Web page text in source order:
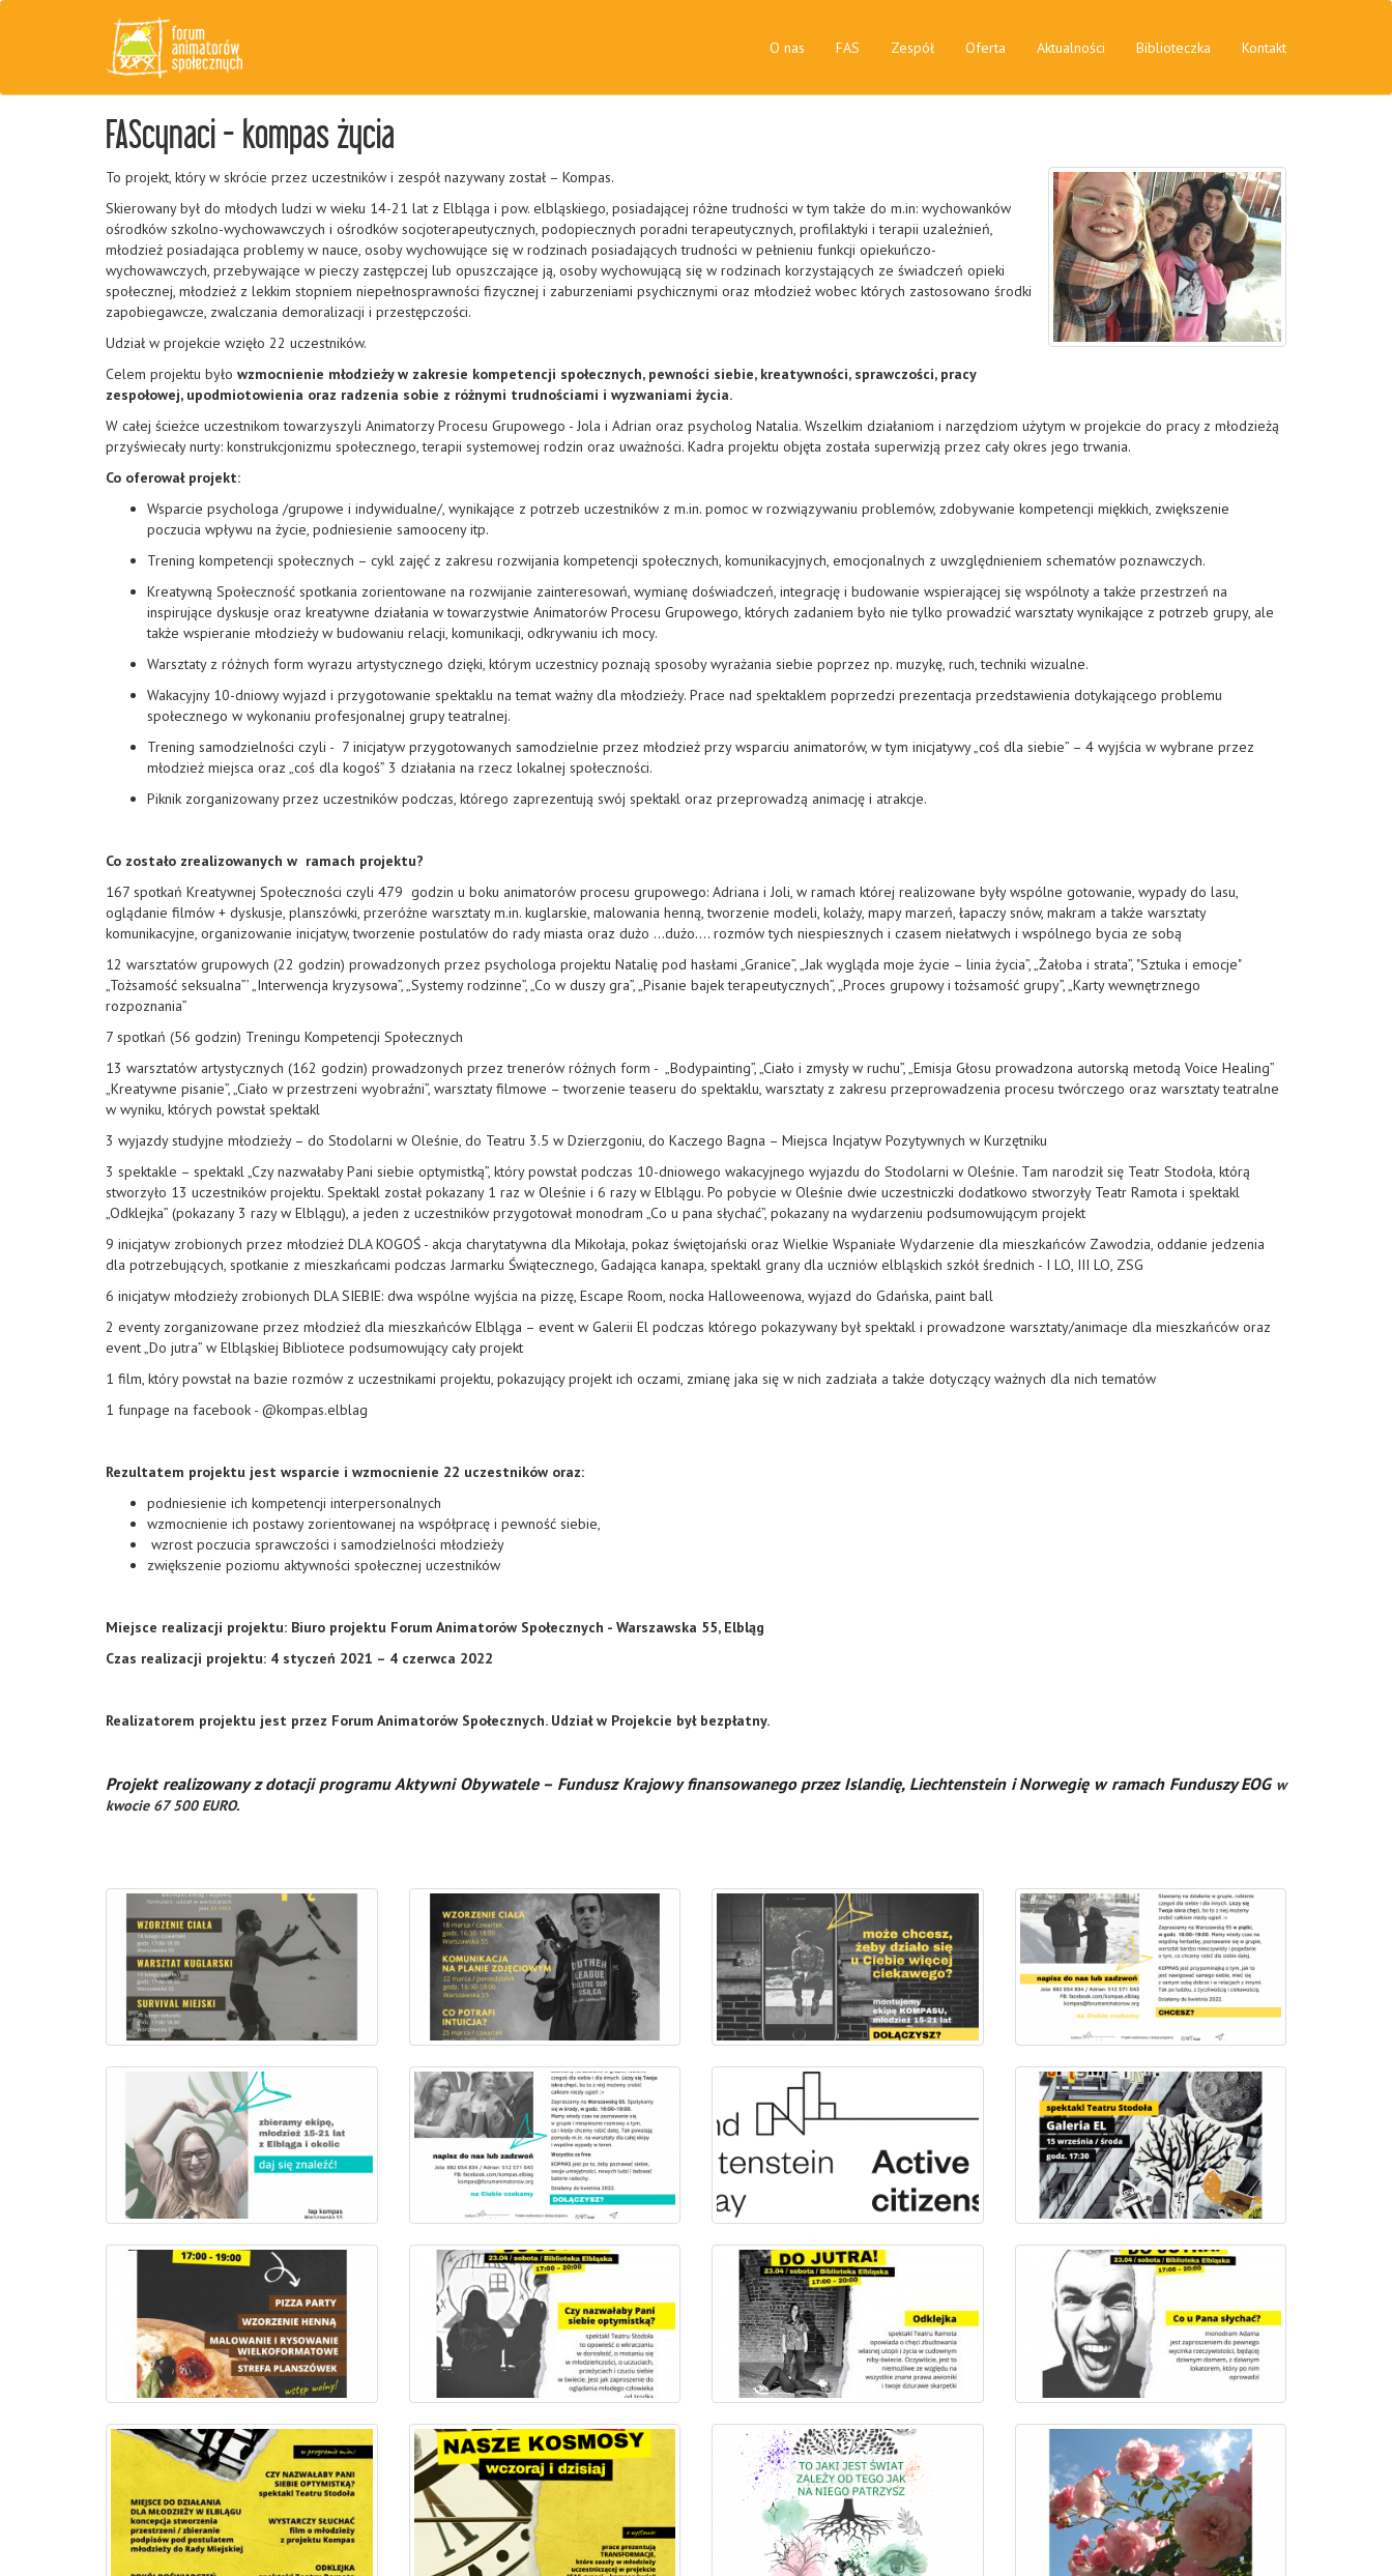
O nas FAS Zespół Oferta Aktualności Biblioteczka Kontakt
FAScynaci - kompas życia
To projekt, który w skrócie przez uczestników i zespół nazywany został – Kompas.
Skierowany był do młodych ludzi w wieku 14-21 lat z Elbląga i pow. elbląskiego, posiadającej różne trudności w tym także do m.in: wychowanków
ośrodków szkolno-wychowawczych i ośrodków socjoterapeutycznych, podopiecznych poradni terapeutycznych, profilaktyki i terapii uzależnień,
młodzież posiadająca problemy w nauce, osoby wychowujące się w rodzinach posiadających trudności w pełnieniu funkcji opiekuńczo-
wychowawczych, przebywające w pieczy zastępczej lub opuszczające ją, osoby wychowującą się w rodzinach korzystających ze świadczeń opieki
społecznej, młodzież z lekkim stopniem niepełnosprawności fizycznej i zaburzeniami psychicznymi oraz młodzież wobec których zastosowano środki
zapobiegawcze, zwalczania demoralizacji i przestępczości.
Udział w projekcie wzięło 22 uczestników.
Celem projektu było wzmocnienie młodzieży w zakresie kompetencji społecznych, pewności siebie, kreatywności, sprawczości, pracy
zespołowej, upodmiotowienia oraz radzenia sobie z różnymi trudnościami i wyzwaniami życia.
W całej ścieżce uczestnikom towarzyszyli Animatorzy Procesu Grupowego - Jola i Adrian oraz psycholog Natalia. Wszelkim działaniom i narzędziom użytym w projekcie do pracy z młodzieżą
przyświecały nurty: konstrukcjonizmu społecznego, terapii systemowej rodzin oraz uważności. Kadra projektu objęta została superwizją przez cały okres jego trwania.
Co oferował projekt:
Wsparcie psychologa /grupowe i indywidualne/, wynikające z potrzeb uczestników z m.in. pomoc w rozwiązywaniu problemów, zdobywanie kompetencji miękkich, zwiększenie
poczucia wpływu na życie, podniesienie samooceny itp.
Trening kompetencji społecznych – cykl zajęć z zakresu rozwijania kompetencji społecznych, komunikacyjnych, emocjonalnych z uwzględnieniem schematów poznawczych.
Kreatywną Społeczność spotkania zorientowane na rozwijanie zainteresowań, wymianę doświadczeń, integrację i budowanie wspierającej się wspólnoty a także przestrzeń na
inspirujące dyskusje oraz kreatywne działania w towarzystwie Animatorów Procesu Grupowego, których zadaniem było nie tylko prowadzić warsztaty wynikające z potrzeb grupy, ale
także wspieranie młodzieży w budowaniu relacji, komunikacji, odkrywaniu ich mocy.
Warsztaty z różnych form wyrazu artystycznego dzięki, którym uczestnicy poznają sposoby wyrażania siebie poprzez np. muzykę, ruch, techniki wizualne.
Wakacyjny 10-dniowy wyjazd i przygotowanie spektaklu na temat ważny dla młodzieży. Prace nad spektaklem poprzedzi prezentacja przedstawienia dotykającego problemu
społecznego w wykonaniu profesjonalnej grupy teatralnej.
Trening samodzielności czyli - 7 inicjatyw przygotowanych samodzielnie przez młodzież przy wsparciu animatorów, w tym inicjatywy „coś dla siebie” – 4 wyjścia w wybrane przez
młodzież miejsca oraz „coś dla kogoś” 3 działania na rzecz lokalnej społeczności.
Piknik zorganizowany przez uczestników podczas, którego zaprezentują swój spektakl oraz przeprowadzą animację i atrakcje.
Co zostało zrealizowanych w ramach projektu?
167 spotkań Kreatywnej Społeczności czyli 479 godzin u boku animatorów procesu grupowego: Adriana i Joli, w ramach której realizowane były wspólne gotowanie, wypady do lasu,
oglądanie filmów + dyskusje, planszówki, przeróżne warsztaty m.in. kuglarskie, malowania henną, tworzenie modeli, kolaży, mapy marzeń, łapaczy snów, makram a także warsztaty
komunikacyjne, organizowanie inicjatyw, tworzenie postulatów do rady miasta oraz dużo …dużo…. rozmów tych niespiesznych i czasem niełatwych i wspólnego bycia ze sobą
12 warsztatów grupowych (22 godzin) prowadzonych przez psychologa projektu Natalię pod hasłami „Granice”, „Jak wygląda moje życie – linia życia”, „Żałoba i strata”, "Sztuka i emocje"
„Tożsamość seksualna”’ „Interwencja kryzysowa”, „Systemy rodzinne”, „Co w duszy gra”, „Pisanie bajek terapeutycznych”, „Proces grupowy i tożsamość grupy”, „Karty wewnętrznego
rozpoznania”
7 spotkań (56 godzin) Treningu Kompetencji Społecznych
13 warsztatów artystycznych (162 godzin) prowadzonych przez trenerów różnych form - „Bodypainting”, „Ciało i zmysły w ruchu”, „Emisja Głosu prowadzona autorską metodą Voice Healing”
„Kreatywne pisanie”, „Ciało w przestrzeni wyobraźni”, warsztaty filmowe – tworzenie teaseru do spektaklu, warsztaty z zakresu przeprowadzenia procesu twórczego oraz warsztaty teatralne
w wyniku, których powstał spektakl
3 wyjazdy studyjne młodzieży – do Stodolarni w Oleśnie, do Teatru 3.5 w Dzierzgoniu, do Kaczego Bagna – Miejsca Incjatyw Pozytywnych w Kurzętniku
3 spektakle – spektakl „Czy nazwałaby Pani siebie optymistką”, który powstał podczas 10-dniowego wakacyjnego wyjazdu do Stodolarni w Oleśnie. Tam narodził się Teatr Stodoła, którą
stworzyło 13 uczestników projektu. Spektakl został pokazany 1 raz w Oleśnie i 6 razy w Elblągu. Po pobycie w Oleśnie dwie uczestniczki dodatkowo stworzyły Teatr Ramota i spektakl
„Odklejka” (pokazany 3 razy w Elblągu), a jeden z uczestników przygotował monodram „Co u pana słychać”, pokazany na wydarzeniu podsumowującym projekt
9 inicjatyw zrobionych przez młodzież DLA KOGOŚ - akcja charytatywna dla Mikołaja, pokaz świętojański oraz Wielkie Wspaniałe Wydarzenie dla mieszkańców Zawodzia, oddanie jedzenia
dla potrzebujących, spotkanie z mieszkańcami podczas Jarmarku Świątecznego, Gadająca kanapa, spektakl grany dla uczniów elbląskich szkół średnich - I LO, III LO, ZSG
6 inicjatyw młodzieży zrobionych DLA SIEBIE: dwa wspólne wyjścia na pizzę, Escape Room, nocka Halloweenowa, wyjazd do Gdańska, paint ball
2 eventy zorganizowane przez młodzież dla mieszkańców Elbląga – event w Galerii El podczas którego pokazywany był spektakl i prowadzone warsztaty/animacje dla mieszkańców oraz
event „Do jutra” w Elbląskiej Bibliotece podsumowujący cały projekt
1 film, który powstał na bazie rozmów z uczestnikami projektu, pokazujący projekt ich oczami, zmianę jaka się w nich zadziała a także dotyczący ważnych dla nich tematów
1 funpage na facebook - @kompas.elblag
Rezultatem projektu jest wsparcie i wzmocnienie 22 uczestników oraz:
podniesienie ich kompetencji interpersonalnych
wzmocnienie ich postawy zorientowanej na współpracę i pewność siebie,
wzrost poczucia sprawczości i samodzielności młodzieży
zwiększenie poziomu aktywności społecznej uczestników
Miejsce realizacji projektu: Biuro projektu Forum Animatorów Społecznych - Warszawska 55, Elbląg
Czas realizacji projektu: 4 styczeń 2021 – 4 czerwca 2022
Realizatorem projektu jest przez Forum Animatorów Społecznych. Udział w Projekcie był bezpłatny.
Projekt realizowany z dotacji programu Aktywni Obywatele – Fundusz Krajowy finansowanego przez Islandię, Liechtenstein i Norwegię w ramach Funduszy EOG w
kwocie 67 500 EURO.